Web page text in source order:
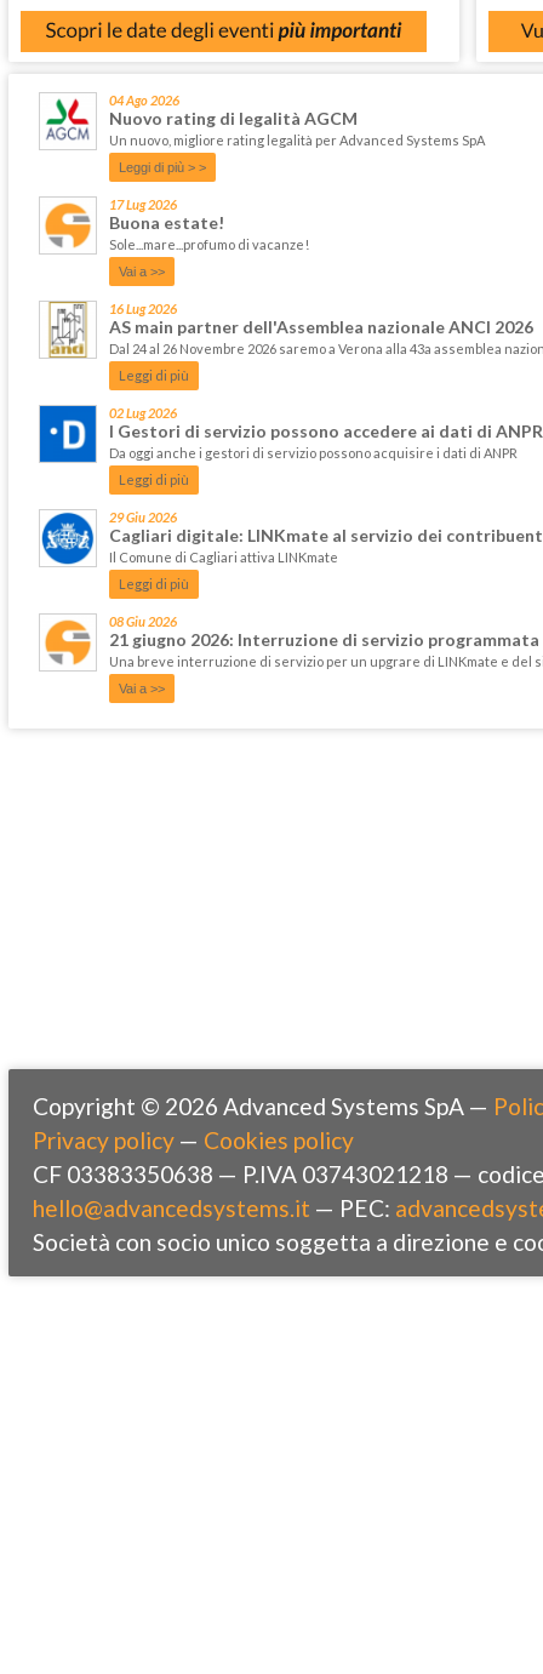
04 Ago 2026
Nuovo rating di legalità AGCM
Un nuovo, migliore rating legalità per Advanced Systems SpA
Leggi di più > >
17 Lug 2026
Buona estate!
Sole...mare...profumo di vacanze!
Vai a >>
16 Lug 2026
AS main partner dell'Assemblea nazionale ANCI 2026
Dal 24 al 26 Novembre 2026 saremo a Verona alla 43a assemblea
Leggi di più
02 Lug 2026
I Gestori di servizio possono accedere ai dati di ANPR
Da oggi anche i gestori di servizio possono acquisire i dati di ANPR
Leggi di più
29 Giu 2026
Cagliari digitale: LINKmate al servizio dei
Il Comune di Cagliari attiva LINKmate
Leggi di più
08 Giu 2026
21 giugno 2026: Interruzione di servizio programmata
Una breve interruzione di servizio per un upgrare di LINKmate e del
Vai a >>
Copyright © 2026 Advanced Systems SpA —
Privacy policy — Cookies policy
CF 03383350638 — P.IVA 03743021218 —
hello@advancedsystems.it — PEC:
Società con socio unico soggetta a direzione e